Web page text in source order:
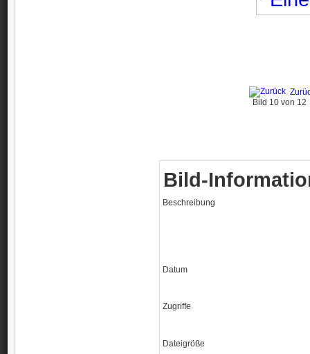
Bild 10 von 12
Bild-
Beschreibung
Datum
Zugriffe
Dateigröße